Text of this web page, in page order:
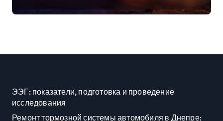
ЭЭГ: показатели, подготовка и проведение
исследования
Ремонт тормозной системы автомобиля в Днепре: